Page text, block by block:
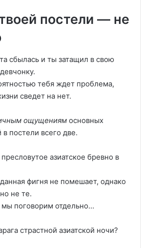
постели — не
сбылась и ты затащил в свою
тебя ждет проблема,
сведет на нет.
ощущениям основных
постели всего две.
азиатское бревно в
данная фигня не помешает, однако
не те.
мы поговорим отдельно…
страстной азиатской ночи?